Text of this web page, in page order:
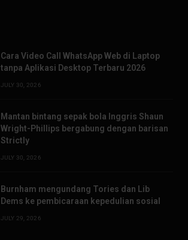
Cara Video Call WhatsApp Web di Laptop
tanpa Aplikasi Desktop Terbaru 2026
JULY 30, 2026
Mantan bintang sepak bola Inggris Shaun
Wright-Phillips bergabung dengan barisan
Strictly
JULY 30, 2026
Burnham mengundang Tories dan Lib
Dems ke pembicaraan kepedulian sosial
JULY 29, 2026